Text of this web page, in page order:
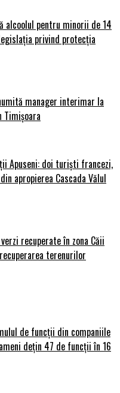
alcoolul pentru minorii de 14
privind protecția
manager interimar la
Timișoara
Apuseni: doi turiști francezi,
apropierea Cascada Vălul
recuperate în zona Căii
terenurilor
de funcții din companiile
dețin 47 de funcții în 16